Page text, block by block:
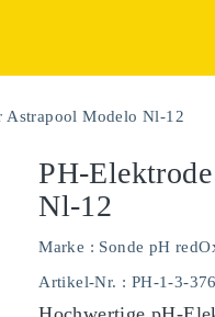
Astrapool Modelo Nl-12
PH-
Nl-12
Marke : Sonde pH
Artikel-Nr. : PH-1-3-